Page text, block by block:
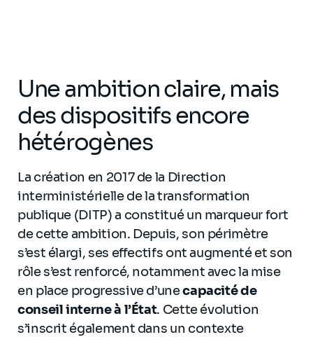
Une ambition claire, mais
des dispositifs encore
hétérogènes
La création en 2017 de la Direction
interministérielle de la transformation
publique (DITP) a constitué un marqueur fort
de cette ambition. Depuis, son périmètre
s’est élargi, ses effectifs ont augmenté et son
rôle s’est renforcé, notamment avec la mise
en place progressive d’unecapacité de
conseil interne à l’État. Cette évolution
s’inscrit également dans un contexte